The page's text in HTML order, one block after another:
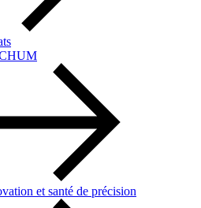
et santé de précision